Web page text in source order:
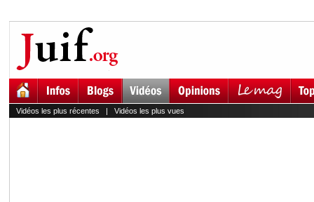
Vidéos les plus récentes | Vidéos les plus vues